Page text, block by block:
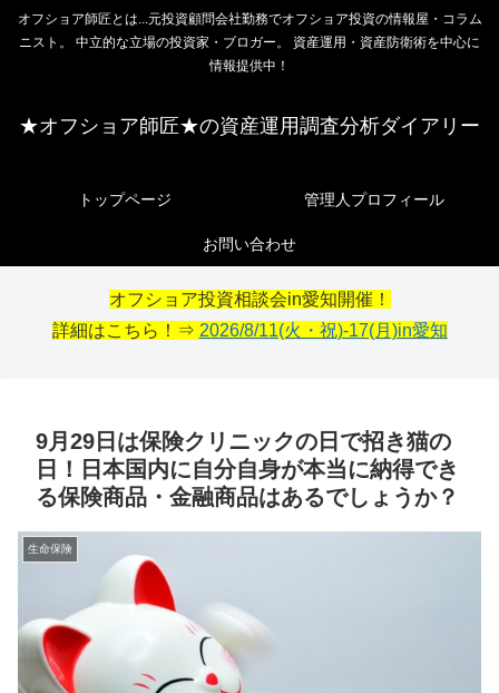
オフショア師匠とは...元投資顧問会社勤務でオフショア投資の情報屋・コラム
ニスト。 中立的な立場の投資家・ブロガー。 資産運用・資産防衛術を中心に
情報提供中！
★オフショア師匠★の資産運用調査分析ダイアリー
トップページ 管理人プロフィール
お問い合わせ
オフショア投資相談会in愛知開催！
詳細はこちら！⇒ 2026/8/11(火・祝)-17(月)in愛知
9月29日は保険クリニックの日で招き猫の
日！日本国内に自分自身が本当に納得でき
る保険商品・金融商品はあるでしょうか？
生命保険